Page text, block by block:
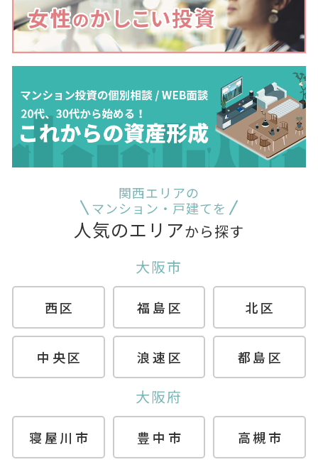
関西エリアの
マンション・戸建てを
人気のエリアから探す
大阪市
西区 福島区 北区
中央区 浪速区 都島区
大阪府
寝屋川市 豊中市 高槻市